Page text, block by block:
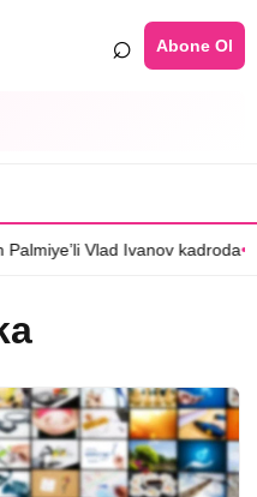
⌕ Abone Ol
Vlad Ivanov kadroda•3